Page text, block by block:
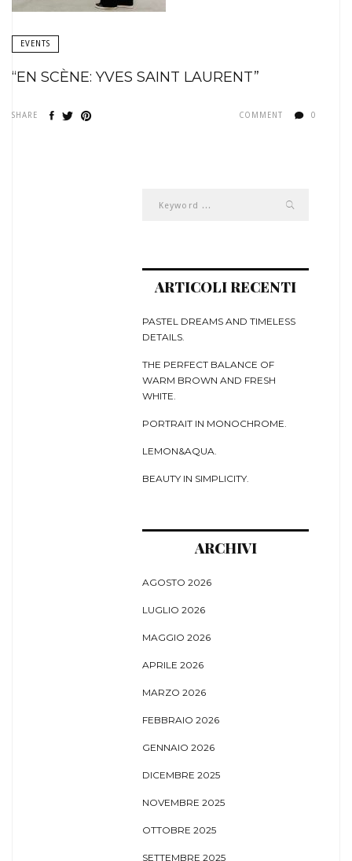
EVENTS
“EN SCÈNE: YVES SAINT LAURENT”
SHARE COMMENT 0
ARTICOLI RECENTI
PASTEL DREAMS AND TIMELESS
DETAILS.
THE PERFECT BALANCE OF
WARM BROWN AND FRESH
WHITE.
PORTRAIT IN MONOCHROME.
LEMON&AQUA.
BEAUTY IN SIMPLICITY.
ARCHIVI
AGOSTO 2026
LUGLIO 2026
MAGGIO 2026
APRILE 2026
MARZO 2026
FEBBRAIO 2026
GENNAIO 2026
DICEMBRE 2025
NOVEMBRE 2025
OTTOBRE 2025
SETTEMBRE 2025